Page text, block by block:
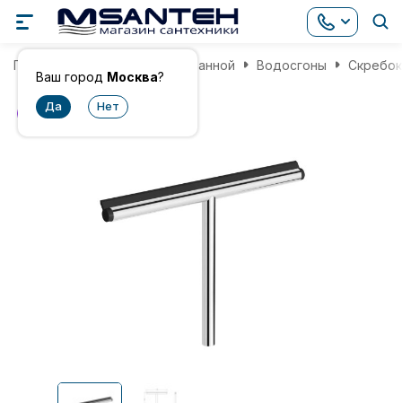
Ваш город Москва?
Главная Аксессуары для ванной Водосгоны
хит